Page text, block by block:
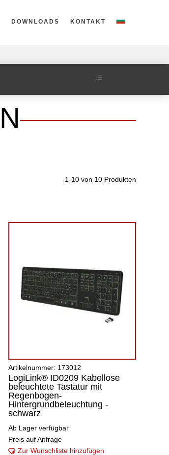
DOWNLOADS KONTAKT
d
1-10 von 10 Produkten
Artikelnummer: 173012
LogiLink® ID0209 Kabellose
beleuchtete Tastatur mit
Regenbogen-
Hintergrundbeleuchtung -
schwarz
Ab Lager verfügbar
Preis auf Anfrage
Zur Wunschliste hinzufügen